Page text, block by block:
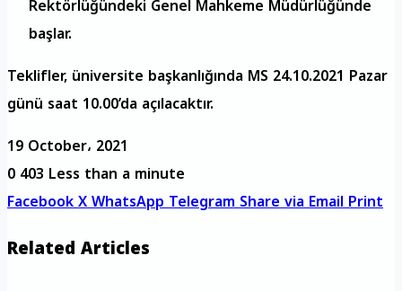
Rektörlüğündeki Genel Mahkeme Müdürlüğünde
başlar.
Teklifler, üniversite başkanlığında MS 24.10.2021 Pazar
günü saat 10.00’da açılacaktır.
19 October، 2021
0403 Less than a minute
FacebookXWhatsAppTelegramShare via EmailPrint
Related Articles